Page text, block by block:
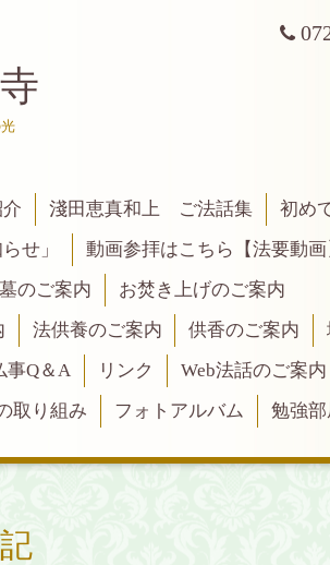
淺田恵真和上 ご法話集
初め
せ」
動画参拝はこちら【法要動画
のご案内
お焚き上げのご案内
法供養のご案内 供香のご案内
事Q＆A リンク
Web法話のご案内
取り組み フォトアルバム 勉強部